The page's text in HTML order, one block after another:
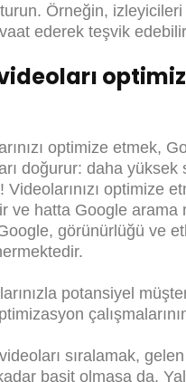
Örneğin,
ederek teşvik
optimize etmek,
doğurur: daha yüksek
optimize
ve hatta Google arama
görünürlüğü ve
potansiyel
sıralamak,
basit olmasa da.